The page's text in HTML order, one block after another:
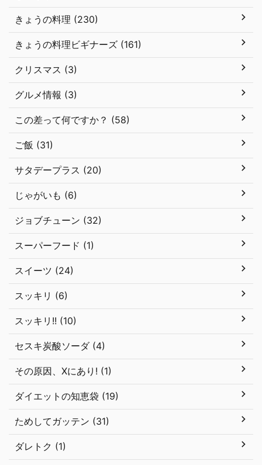
きょうの料理 (230)
きょうの料理ビギナーズ (161)
クリスマス (3)
グルメ情報 (3)
この差って何ですか？ (58)
ご飯 (31)
サタデープラス (20)
じゃがいも (6)
ジョブチューン (32)
スーパーフード (1)
スイーツ (24)
スッキリ (6)
スッキリ!! (10)
セスキ炭酸ソーダ (4)
その原因、Xにあり! (1)
ダイエットの知恵袋 (19)
ためしてガッテン (31)
ダレトク (1)